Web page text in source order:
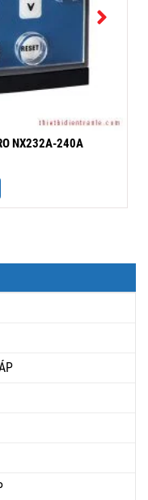
NX232A-240A